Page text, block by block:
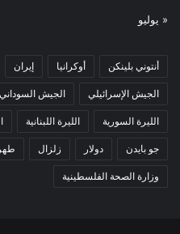
« يوليو
أنتوني بلينكن أوكرانيا إيران
الجيش الإسرائيلي الجيش السوداني
الليرة السورية الليرة اللبنانية
جو بايدن دولار زلزال
وزارة الصحة الفلسطينية